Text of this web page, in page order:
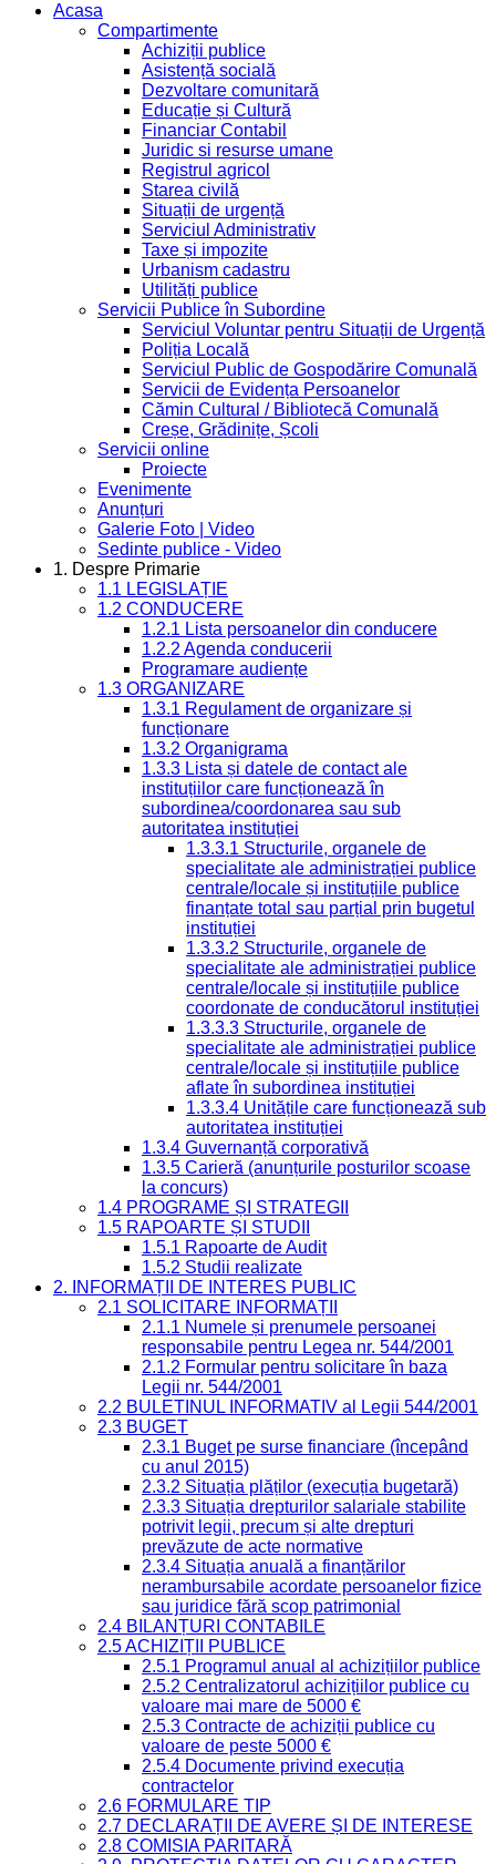
Acasa
Compartimente
Achiziții publice
Asistență socială
Dezvoltare comunitară
Educație și Cultură
Financiar Contabil
Juridic si resurse umane
Registrul agricol
Starea civilă
Situații de urgență
Serviciul Administrativ
Taxe și impozite
Urbanism cadastru
Utilități publice
Servicii Publice în Subordine
Serviciul Voluntar pentru Situații de Urgență
Poliția Locală
Serviciul Public de Gospodărire Comunală
Servicii de Evidența Persoanelor
Cămin Cultural / Bibliotecă Comunală
Creșe, Grădinițe, Școli
Servicii online
Proiecte
Evenimente
Anunțuri
Galerie Foto | Video
Sedinte publice - Video
1. Despre Primarie
1.1 LEGISLAȚIE
1.2 CONDUCERE
1.2.1 Lista persoanelor din conducere
1.2.2 Agenda conducerii
Programare audiențe
1.3 ORGANIZARE
1.3.1 Regulament de organizare și
funcționare
1.3.2 Organigrama
1.3.3 Lista și datele de contact ale
instituțiilor care funcționează în
subordinea/coordonarea sau sub
autoritatea instituției
1.3.3.1 Structurile, organele de
specialitate ale administrației publice
centrale/locale și instituțiile publice
finanțate total sau parțial prin bugetul
instituției
1.3.3.2 Structurile, organele de
specialitate ale administrației publice
centrale/locale și instituțiile publice
coordonate de conducătorul instituției
1.3.3.3 Structurile, organele de
specialitate ale administrației publice
centrale/locale și instituțiile publice
aflate în subordinea instituției
1.3.3.4 Unitățile care funcționează sub
autoritatea instituției
1.3.4 Guvernanță corporativă
1.3.5 Carieră (anunțurile posturilor scoase
la concurs)
1.4 PROGRAME ȘI STRATEGII
1.5 RAPOARTE ȘI STUDII
1.5.1 Rapoarte de Audit
1.5.2 Studii realizate
2. INFORMAȚII DE INTERES PUBLIC
2.1 SOLICITARE INFORMAȚII
2.1.1 Numele și prenumele persoanei
responsabile pentru Legea nr. 544/2001
2.1.2 Formular pentru solicitare în baza
Legii nr. 544/2001
2.2 BULETINUL INFORMATIV al Legii 544/2001
2.3 BUGET
2.3.1 Buget pe surse financiare (începând
cu anul 2015)
2.3.2 Situația plăților (execuția bugetară)
2.3.3 Situația drepturilor salariale stabilite
potrivit legii, precum și alte drepturi
prevăzute de acte normative
2.3.4 Situația anuală a finanțărilor
nerambursabile acordate persoanelor fizice
sau juridice fără scop patrimonial
2.4 BILANȚURI CONTABILE
2.5 ACHIZIȚII PUBLICE
2.5.1 Programul anual al achizițiilor publice
2.5.2 Centralizatorul achizițiilor publice cu
valoare mai mare de 5000 €
2.5.3 Contracte de achiziții publice cu
valoare de peste 5000 €
2.5.4 Documente privind execuția
contractelor
2.6 FORMULARE TIP
2.7 DECLARAȚII DE AVERE ȘI DE INTERESE
2.8 COMISIA PARITARĂ